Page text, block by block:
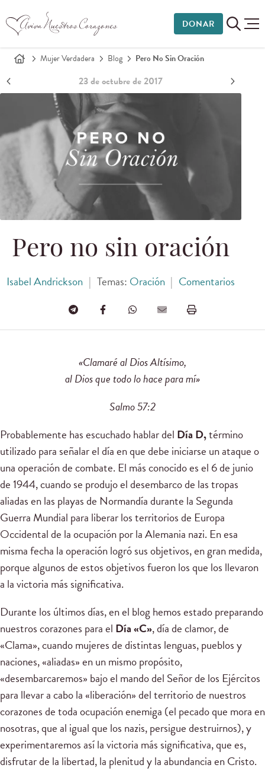
DONAR
Mujer Verdadera Blog Pero No Sin Oración
23 de octubre de 2017
Pero no sin oración
Isabel Andrickson | Temas: Oración | Comentarios
«Clamaré al Dios Altísimo,
al Dios que todo lo hace para mí»
Salmo 57:2
Probablemente has escuchado hablar del Día D,término
utilizado para señalar el día en que debe iniciarse un ataque o
una operación de combate. El más conocido es el 6 de junio
de 1944, cuando se produjo el desembarco de las tropas
aliadas en las playas de Normandía durante la Segunda
Guerra Mundial para liberar los territorios de Europa
Occidental de la ocupación por la Alemania nazi. En esa
misma fecha la operación logró sus objetivos, en gran medida,
porque algunos de estos objetivos fueron los que los llevaron
a la victoria más significativa.
Durante los últimos días, en el blog hemos estado preparando
nuestros corazones para el Día «C», día de clamor, de
«Clama», cuando mujeres de distintas lenguas, pueblos y
naciones, «aliadas» en un mismo propósito,
«desembarcaremos» bajo el mando del Señor de los Ejércitos
para llevar a cabo la «liberación» del territorio de nuestros
corazones de toda ocupación enemiga (el pecado que mora en
nosotras, que al igual que los nazis, persigue destruirnos), y
experimentaremos así la victoria más significativa, que es,
disfrutar de la libertad, la plenitud y la abundancia en Cristo.